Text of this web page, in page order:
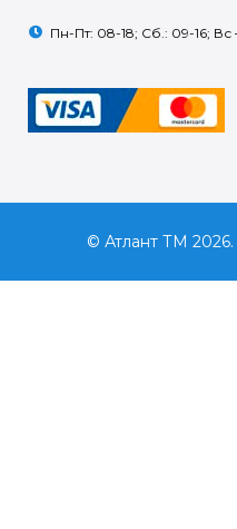
Пн-Пт: 08-18; Сб.: 09-16; Вс
© Атлант ТМ